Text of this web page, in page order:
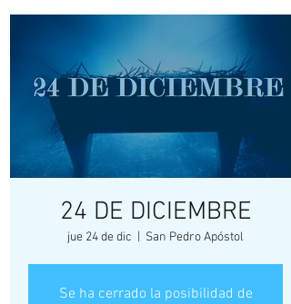
24 DE DICIEMBRE
jue 24 de dic San Pedro Apóstol
Se ha cerrado la posibilidad de